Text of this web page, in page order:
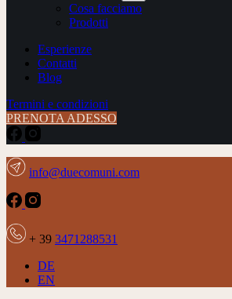
Cosa facciamo
Prodotti
Esperienze
Contatti
Blog
Termini e condizioni
PRENOTA ADESSO
info@duecomuni.com
+ 39 3471288531
DE
EN